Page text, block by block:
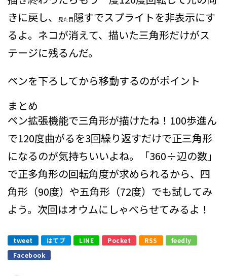
きに戻し、
見た目隠すでスプライトを非表示にす
るよ。ネコが消えて、描いた三角形だけがス
テージに残るんだ。
ペンを下ろしてから移動するのがポイント
まとめ
ペン拡張機能で三角形が描けたね！100歩進ん
で120度曲がるを3回繰り返すだけで正三角形
になるのが気持ちいいよね。「360÷辺の数」
で正多角形の回転角度が求められるから、四
角形（90度）や五角形（72度）でも試してみ
よう。次回はオウムにしゃべらせてみるよ！
tweet はてブ LINE Pocket RSS
feedly
Facebook